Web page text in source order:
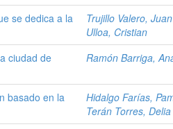
se dedica a la
Trujillo Valero,
Ulloa, Cristian
ciudad de
Ramón Barriga,
basado en la
Hidalgo Farías,
Terán Torres,